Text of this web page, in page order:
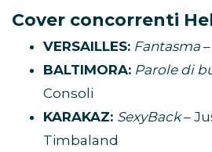
Cover concorrenti
VERSAILLES: Fantasma
BALTIMORA: Parole di
Consoli
KARAKAZ: SexyBack–
Timbaland